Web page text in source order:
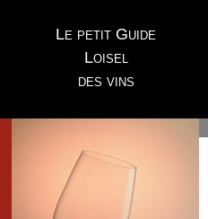
Le petit Guide
Loisel
des vins